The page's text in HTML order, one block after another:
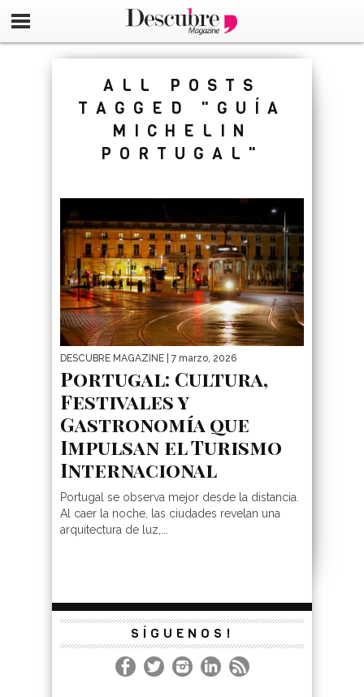
google-site-
ALL POSTS
TAGGED "GUÍA
MICHELIN
PORTUGAL"
DESCUBRE MAGAZINE | 7 marzo, 2026
Portugal: Cultura,
Festivales y
Gastronomía que
Impulsan el Turismo
Internacional
Portugal se observa mejor desde la distancia.
Al caer la noche, las ciudades revelan una
arquitectura de luz,...
SÍGUENOS!